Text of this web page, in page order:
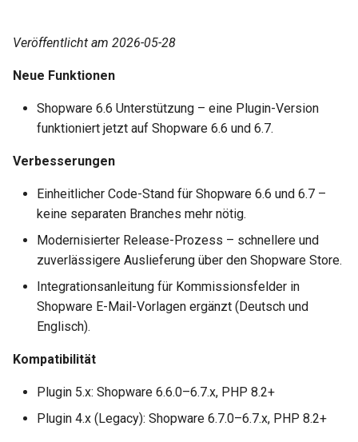
Veröffentlicht am 2026-05-28
Neue Funktionen
Shopware 6.6 Unterstützung – eine Plugin-Version
funktioniert jetzt auf Shopware 6.6 und 6.7.
Verbesserungen
Einheitlicher Code-Stand für Shopware 6.6 und 6.7 –
keine separaten Branches mehr nötig.
Modernisierter Release-Prozess – schnellere und
zuverlässigere Auslieferung über den Shopware Store.
Integrationsanleitung für Kommissionsfelder in
Shopware E-Mail-Vorlagen ergänzt (Deutsch und
Englisch).
Kompatibilität
Plugin 5.x: Shopware 6.6.0–6.7.x, PHP 8.2+
Plugin 4.x (Legacy): Shopware 6.7.0–6.7.x, PHP 8.2+